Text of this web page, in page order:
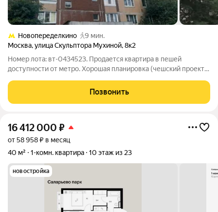
Новопеределкино
9 мин.
Москва,улица Скульптора Мухиной,8к2
Номер лота: вт-0434523. Продается квартира в пешей
доступности от метро. Хорошая планировка (чешский проект),
получении специальных условий и преференций по ипотеке.
Позвонить
16 412 000 ₽
от 58 958 ₽ в месяц
40 м²
1-комн. квартира 10 этаж из 23
новостройка